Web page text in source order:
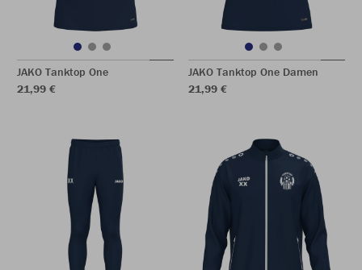
JAKO Tanktop One
21,99 €
JAKO Tanktop One Damen
21,99 €